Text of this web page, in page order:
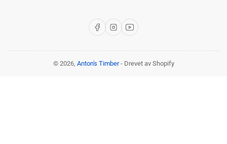
Facebook
InstagramYouTube
© 2026, Anton's Timber- Drevet av Shopify